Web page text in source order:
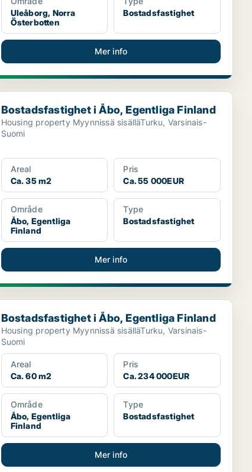
Uleåborg, Norra
Österbotten
Bostadsfastighet
Mer info
i Åbo, Egentliga Finland
Bostadsfastighet i Åbo, Egentliga Finland
Housing property Myynnissä sisälläTurku, Varsinais-
Suomi
Areal
Ca. 35 m2
Pris
Ca. 55 000EUR
Område
Åbo, Egentliga
Finland
Type
Bostadsfastighet
Mer info
i Åbo, Egentliga Finland
Bostadsfastighet i Åbo, Egentliga Finland
Housing property Myynnissä sisälläTurku, Varsinais-
Suomi
Areal
Ca. 60 m2
Pris
Ca. 234 000EUR
Område
Åbo, Egentliga
Finland
Type
Bostadsfastighet
Mer info